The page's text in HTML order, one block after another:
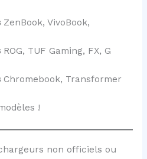
ZenBook, VivoBook,
ROG, TUF Gaming, FX, G
Chromebook, Transformer
!
non officiels ou